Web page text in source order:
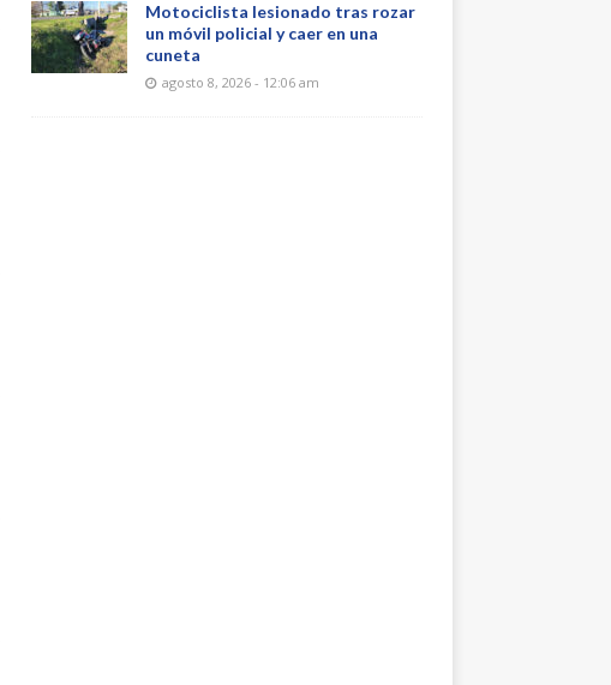
Motociclista lesionado tras rozar
un móvil policial y caer en una
cuneta
agosto 8, 2026 - 12:06 am